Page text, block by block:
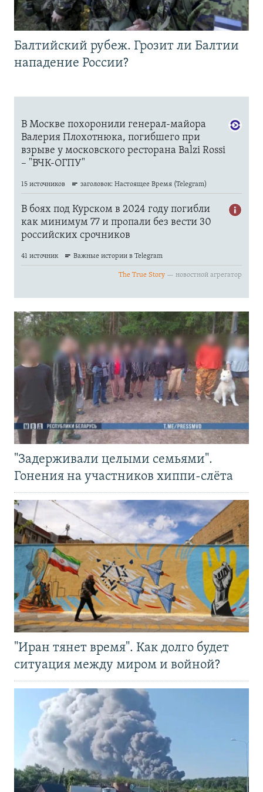
Балтийский рубеж. Грозит ли Балтии
нападение России?
"Задерживали целыми семьями".
Гонения на участников хиппи-слёта
"Иран тянет время". Как долго будет
ситуация между миром и войной?